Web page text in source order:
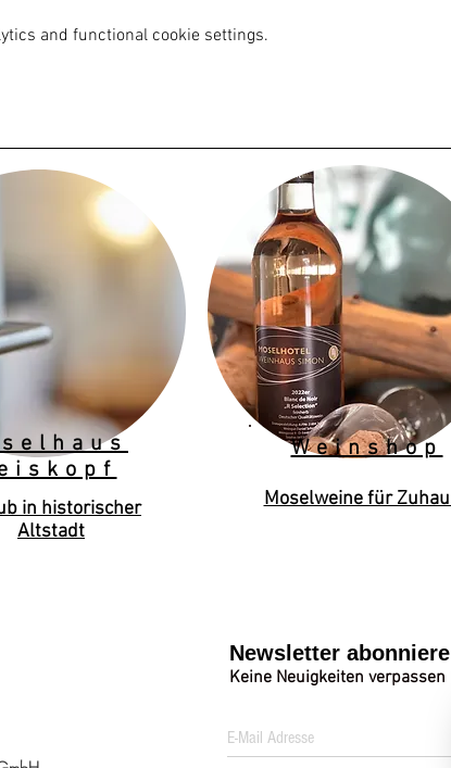
and functional cookie settings.
in historischer
Altstadt
Weinshop
Moselweine für
Newsletter
Keine Neuigkeiten verpassen